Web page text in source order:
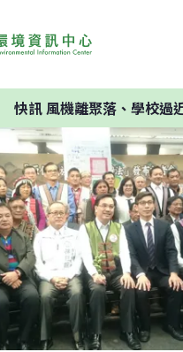
風機離聚落、學校過近 彰化